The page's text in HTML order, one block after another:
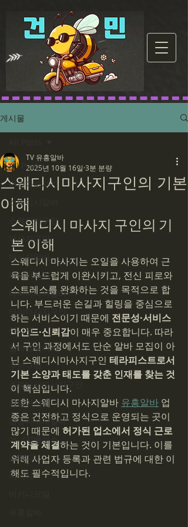
게시물
All Posts
아로마마사지
스웨디시알바
스웨디시구인
마사지구인
마사지알바
타이마사지
타이마사지알바
타이마사지구인
마사지
알바스웨디시
구인구직
스웨디시마사지구인
강남마사지
강남마사지알바
에너지밸런스
스웨디시
비키니
스웨디시마사지구인의 기본
이해
TV 유흥알바
2025년 10월 16일 3분 분량
스웨디시 마사지 구인의 기
본 이해
스웨디시 마사지는 오일을 사용하여 근
육을 부드럽게 이완시키고, 전신 피로와
스트레스를 완화하는 것을 목적으로 합
니다. 부드러운 손길과 힐링을 중심으로
하는 서비스이기 때문에 전문성·서비스
마인드·신뢰감이 매우 중요합니다. 따라
서 구인 과정에서도 단순 알바 모집이 아
닌 스웨디시마사지구인 테라피스트로서
기본 소양과 태도를 갖춘 인재를 찾는 것
이 핵심입니다.
또한 스웨디시 마사지알바 유흥알바 업
종은 건전하고 정식으로 운영되는 곳이
많기 때문에 허가된 업소에서 정식 근로
계약을 체결하는 것이 기본입니다. 이를
위해 사업자 등록과 관련 법규에 대한 이
해도 필수적입니다.